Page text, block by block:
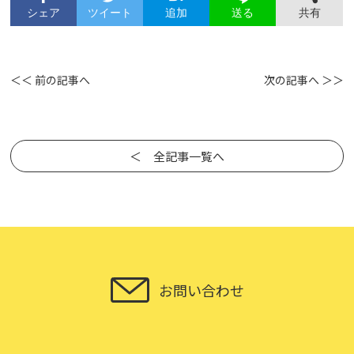
シェア ツイート 追加 送る 共有
＜＜ 前の記事へ 次の記事へ ＞＞
＜ 全記事一覧へ
お問い合わせ